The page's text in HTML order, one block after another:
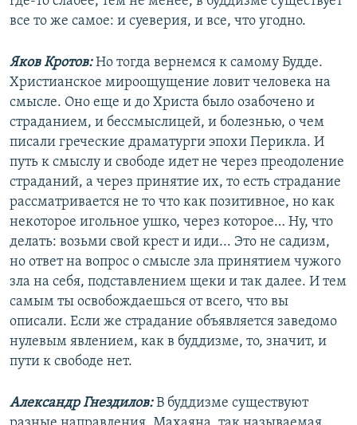
все то же самое: и суеверия, и все, что угодно.
Яков Кротов:Но тогда вернемся к самому Будде.
Христианское мироощущение ловит человека на
смысле. Оно еще и до Христа было озабочено и
страданием, и бессмыслицей, и болезнью, о чем
писали греческие драматурги эпохи Перикла. И
путь к смыслу и свободе идет не через преодоление
страданий, а через принятие их, то есть страдание
рассматривается не то что как позитивное, но как
некоторое игольное ушко, через которое… Ну, что
делать: возьми свой крест и иди... Это не садизм,
но ответ на вопрос о смысле зла принятием чужого
зла на себя, подставлением щеки и так далее. И тем
самым ты освобождаешься от всего, что вы
описали. Если же страдание объявляется заведомо
нулевым явлением, как в буддизме, то, значит, и
пути к свободе нет.
Александр Гнездилов:В буддизме существуют